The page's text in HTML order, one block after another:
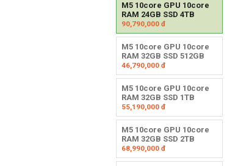
M5 10core GPU 10core
RAM 24GB SSD 4TB
90,790,000đ
M5 10core GPU 10core
RAM 32GB SSD 512GB
46,790,000đ
M5 10core GPU 10core
RAM 32GB SSD 1TB
55,190,000đ
M5 10core GPU 10core
RAM 32GB SSD 2TB
68,990,000đ